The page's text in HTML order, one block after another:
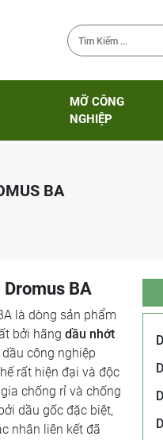
MỠ CÔNG
NGHIỆP
BA
BA
là dòng sản phẩm
bởi hãng dầu nhớt
công nghiệp
rất hiện đại và độc
chống rỉ và chống
dầu gốc đặc biệt,
nhân liên kết đã